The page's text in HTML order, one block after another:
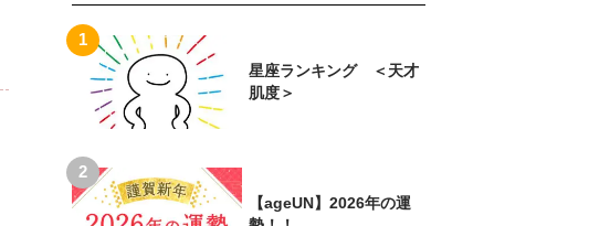
星座ランキング ＜天才
肌度＞
【ageUN】2026年の運